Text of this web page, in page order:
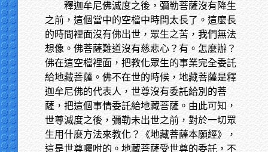
釋迦牟尼佛滅度之後，彌勒菩薩沒有降生
之前，這個當中的空檔中時間太長了。這麼長
的時間裡面沒有佛出世，眾生之苦，我們無法
想像。佛菩薩難道沒有慈悲心？有。怎麼辦？
佛在這空檔裡面，把教化眾生的事業完全委託
給地藏菩薩。佛不在世的時候，地藏菩薩是釋
迦牟尼佛的代表人，世尊沒有委託給別的菩
薩，把這個事情委託給地藏菩薩。由此可知，
世尊滅度之後，彌勒未出世之前，對於一切眾
生用什麼方法來教化？《地藏菩薩本願經》，
這是世尊囑咐的。地藏菩薩受世尊的委託，不